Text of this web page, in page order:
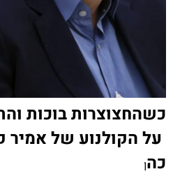
כשהחצוצרות בוכות
על הקולנוע של אמיר
כהן